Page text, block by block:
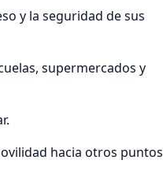
y la seguridad de sus
supermercados y
hacia otros puntos